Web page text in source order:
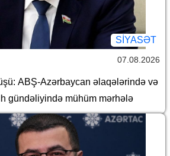
SİYASƏT
07.08.2026
ABŞ-Azərbaycan əlaqələrində və
gündəliyində mühüm mərhələ